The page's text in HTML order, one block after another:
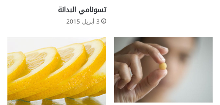
تسونامي البدانة
3 أبريل 2015